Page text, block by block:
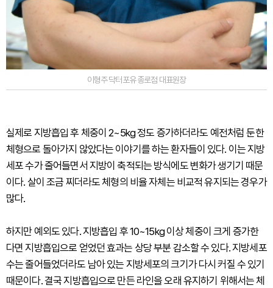
이형주 닥터포유 종로점 대표원장
실제로 지방흡입 후 체중이 2~5kg 정도 증가하더라도 예전처럼 둔한
체형으로 돌아가지 않았다는 이야기를 하는 환자들이 있다. 이는 지방
세포 수가 줄어들면서 지방이 축적되는 방식에도 변화가 생기기 때문
이다. 살이 조금 찌더라도 체형의 비율 자체는 비교적 유지되는 경우가
많다.
하지만 예외도 있다. 지방흡입 후 10~15kg 이상 체중이 크게 증가한
다면 지방흡입으로 얻었던 효과는 상당 부분 감소할 수 있다. 지방세포
수는 줄어들었더라도 남아 있는 지방세포의 크기가 다시 커질 수 있기
때문이다. 결국 지방흡입으로 만든 라인을 오래 유지하기 위해서는 체